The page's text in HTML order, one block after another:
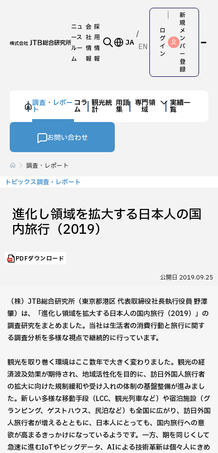
ニュ
ース
ルー
ム
会
社
情
報
採
用
情
報
JA EN
ロ
グ
イ
ン
新
規
メ
ン
バ
ー
登
録
調査・レポー
ト
コラ
ム
観光統
計
用語
集
専門領
域
実績一
覧
お問い合わせ
調査・レポート
トピックス調査・レポート
進化し領域を拡大する日本人の国
内旅行（2019）
PDFダウンロード
公開日 2019.09.25
（株）JTB総合研究所（東京都港区 代表取締役社長執行役員 野澤
肇）は、「進化し領域を拡大する日本人の国内旅行（2019）」の
調査研究をまとめました。当社は生活者の消費行動と旅行に関す
る調査分析を多様な視点で継続的に行っています。
観光を取り巻く環境はここ数年で大きく変わりました。観光の経
済波及効果が期待され、地域活性化を目的に、訪日外国人旅行者
の拡大に向けた規制緩和や受け入れの体制の基盤整備が進みまし
た。新しい多様な移動手段（LCC、観光列車など）や宿泊施設（グ
ランピング、ゲストハウス、民泊など）も全国に広がり、訪日外国
人旅行者が増えるとともに、日本人にとっても、国内旅行への意
欲が高まるきっかけになっているようです。一方、期を同じくして
急速に進むIoTやビッグデータ、AIによる技術革新は個々人にきめ